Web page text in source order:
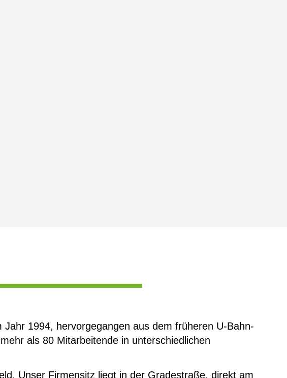
1994, hervorgegangen aus dem früheren U-Bahn-
als 80 Mitarbeitende in unterschiedlichen
Unser Firmensitz liegt in der Gradestraße, direkt am